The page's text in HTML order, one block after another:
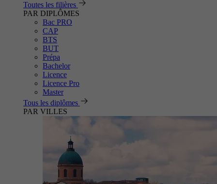
Toutes les filières
PAR DIPLÔMES
Bac PRO
CAP
BTS
BUT
Prépa
Bachelor
Licence
Licence Pro
Master
Tous les diplômes
PAR VILLES